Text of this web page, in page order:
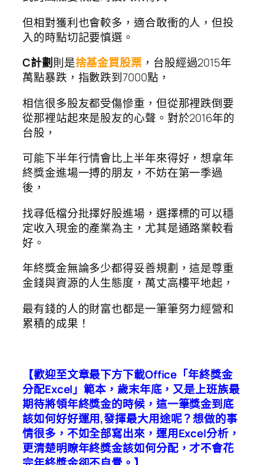
但相對獲利也會較多，適合敢衝的人，但投
入的時點切記要慎選。
C計劃則是捨基金買股票，台股經過2015年
萬點暴跌，指數跌到7000點，
相信很多股友都受傷慘重，但從那裡跌倒要
從那裡站起來是股友的心聲。對於2016年的
台股，
可能下半年行情會比上半年來得好，想拿年
終獎金進場一搏的朋友，不妨在第一季過
後，
找尋低檔分批擇好股進場，選擇標的可以穩
定收入現金的產業為主，尤其是通路業較看
好。
年終獎金無論多少都得妥善規劃，這是尊重
金錢與資源的人生態度，萬丈高樓平地起，
最有錢的人的財富也都是一筆筆努力經營和
累積的成果！
【歡迎至文章最下方下載Office「年終獎金
分配Excel」範本，歲末年底，又是上班族最
期待將領年終獎金的時候，這一筆獎金到底
該如何好好運用,發揮最大用途呢？想做的事
情很多，不如全部寫出來，運用Excel分析，
更清楚明瞭年終獎金該如何分配，才不會花